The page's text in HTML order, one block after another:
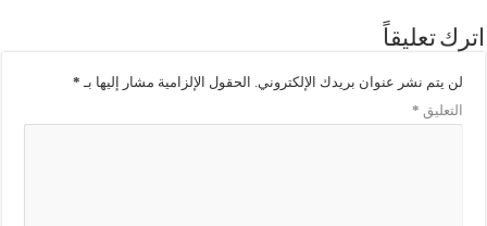
اترك تعليقاً
لن يتم نشر عنوان بريدك الإلكتروني. الحقول الإلزامية مشار إليها بـ *
التعليق *